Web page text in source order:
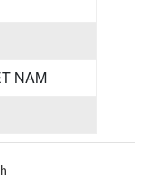
NAM